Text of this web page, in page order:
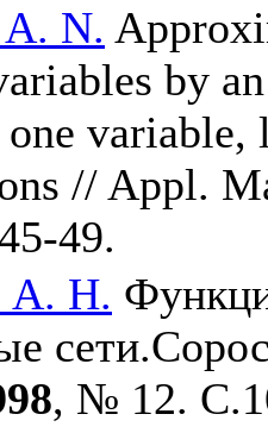
N.
by
variable,
// Appl.
49.
А. Н.
, № 12. С.1